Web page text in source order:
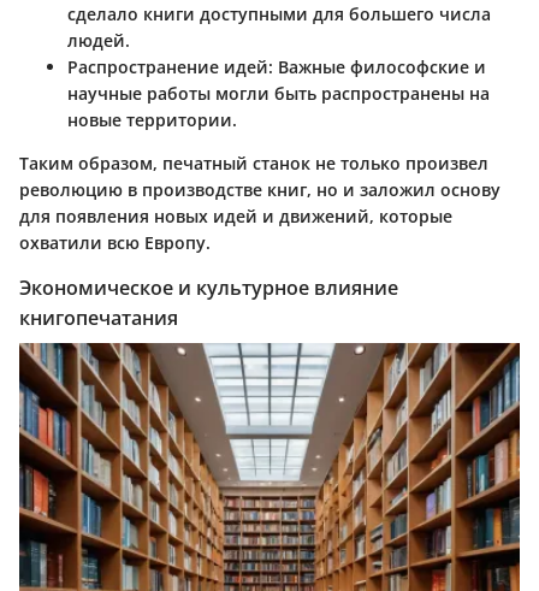
сделало книги доступными для большего числа
людей.
Распространение идей: Важные философские и
научные работы могли быть распространены на
новые территории.
Таким образом, печатный станок не только произвел
революцию в производстве книг, но и заложил основу
для появления новых идей и движений, которые
охватили всю Европу.
Экономическое и культурное влияние
книгопечатания